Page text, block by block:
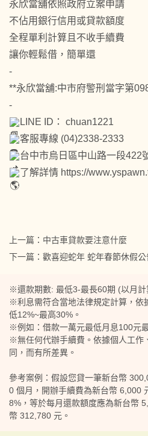
永欣當舖依照政府立案申請
不佔用銀行信用或貸款額度
全程單利計算且不收手續費
讓你輕鬆借，簡單還
-
**永欣當舖:中市府警刑當字第
-
LINE ID： chuan1221
客服專線 (04)2338-2333
台中市烏日區中山路一段422
了解詳情 https://
上一篇： 中古車貸款要注意什麼
下一篇： 歡喜迎蛇年 蛇年春節休假公
※還款期數: 最低3-最長60期 (以月計
※利息需符合當地法律規定計算，依
低12%~最高30%。
※例如：借款一萬元最低月息100元
※無任何代辦手續費。依據個人工作
同，而有所差異。
參考案例：假設您貸一筆新台幣
0 個月，開辦手續費為新台幣 6,000
8%，等於每月還款額度應為新台幣
幣 312,780 元。